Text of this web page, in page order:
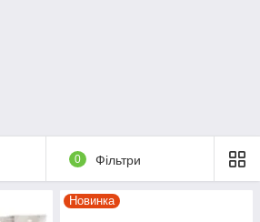
0 Фільтри
Новинка